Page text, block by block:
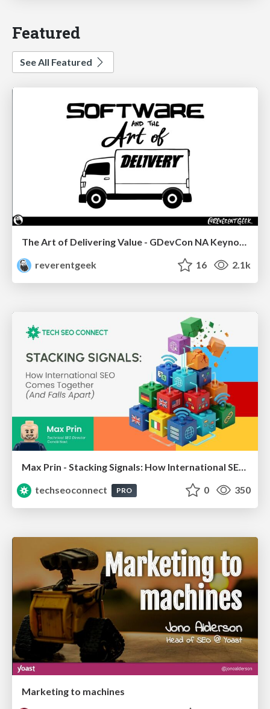
Featured
See All Featured
The Art of Delivering Value - GDevCon NA Keynote
reverentgeek
16 2.1k
Max Prin - Stacking Signals: How International SEO Comes Together (And Falls Apart)
techseoconnect
PRO 0 350
Marketing to machines